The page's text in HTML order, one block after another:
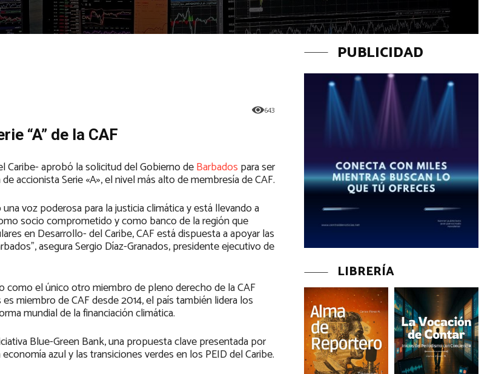
643
“A” de la CAF
Caribe- aprobó la solicitud del Gobierno deBarbados para ser
accionista Serie «A», el nivel más alto de membresía de CAF.
voz poderosa para la justicia climática y está llevando a
socio comprometido y como banco de la región que
en Desarrollo- del Caribe, CAF está dispuesta a apoyar las
asegura Sergio Díaz-Granados, presidente ejecutivo de
como el único otro miembro de pleno derecho de la CAF
miembro de CAF desde 2014, el país también lidera los
mundial de la financiación climática.
Blue-Green Bank, una propuesta clave presentada por
azul y las transiciones verdes en los PEID del Caribe.
PUBLICIDAD
LIBRERÍA